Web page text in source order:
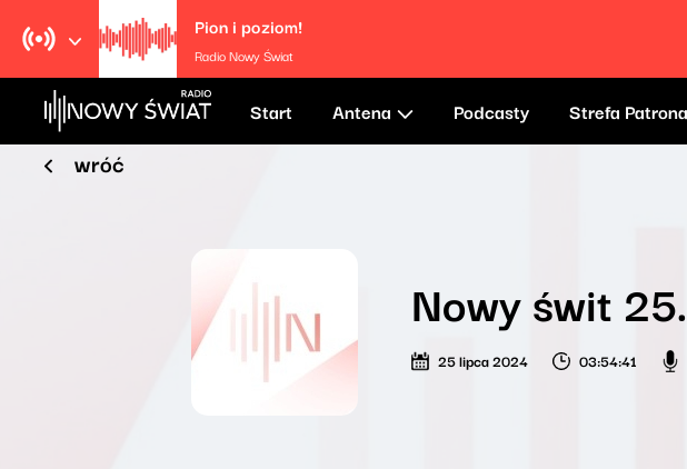
Pion i poziom!
Radio Nowy Świat
Start Antena Podcasty Strefa Patrona
wróć
Nowy świt
25 lipca 2024 03:54:41